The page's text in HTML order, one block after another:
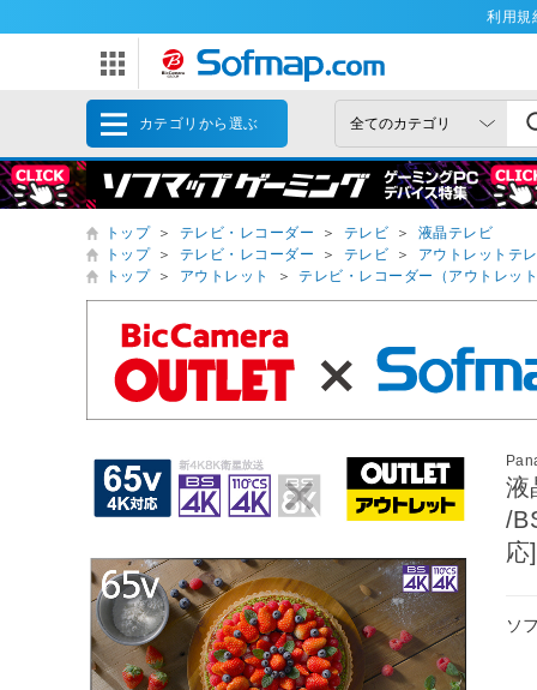
利用規
カテゴリから選ぶ
トップ ＞ テレビ・レコーダー ＞ テレビ ＞
液晶テレビ
トップ
＞ テレビ・レコーダー ＞ テレビ ＞
アウトレットテ
トップ
＞ アウトレット ＞ テレビ・レコーダー（アウトレッ
液
/
応
ソ